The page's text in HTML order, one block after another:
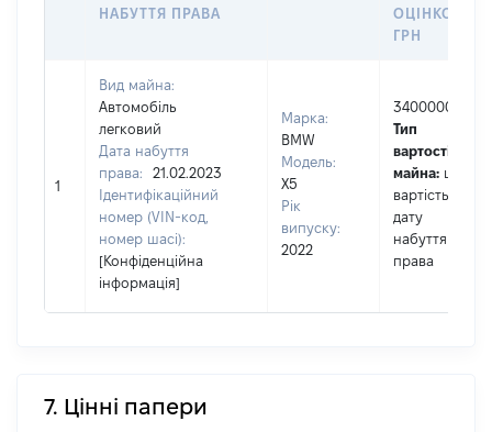
НАБУТТЯ ПРАВА
ОЦІНКОЮ,
ГРН
1
Вид майна:
Автомобіль
легковий
Дата набуття
права:
21.02.2023
Ідентифікаційний
номер (VIN-код,
номер шасі):
[Конфіденційна
інформація]
Марка:
BMW
Модель:
Х5
Рік
випуску:
2022
3400000
Тип
вартості
майна: це
вартість на
дату
набуття
права
7. Цінні папери